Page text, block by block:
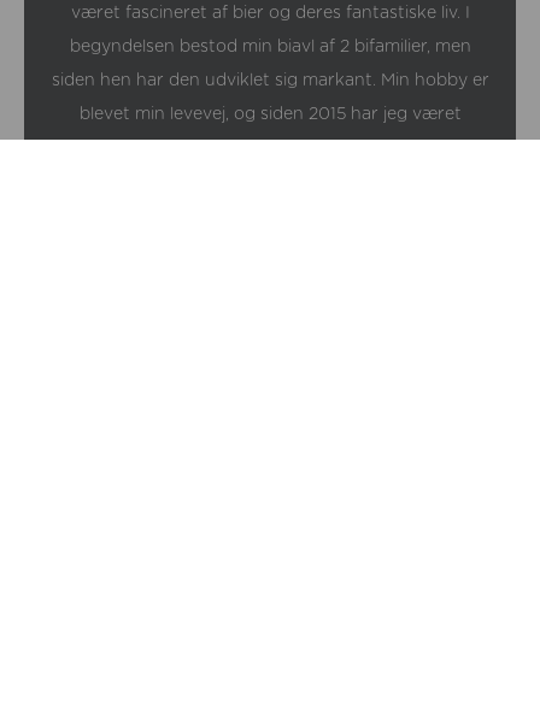
været fascineret af bier og deres fantastiske liv. I
begyndelsen bestod min biavl af 2 bifamilier, men
siden hen har den udviklet sig markant. Min hobby er
blevet min levevej, og siden 2015 har jeg været
fuldtidsbiavler.